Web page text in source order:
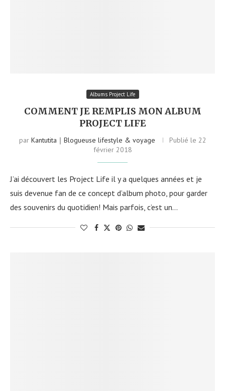
Albums Project Life
COMMENT JE REMPLIS MON ALBUM
PROJECT LIFE
par Kantutita｜Blogueuse lifestyle & voyage Publié le 22
février 2018
J’ai découvert les Project Life il y a quelques années et je
suis devenue fan de ce concept d’album photo, pour garder
des souvenirs du quotidien! Mais parfois, c’est un…